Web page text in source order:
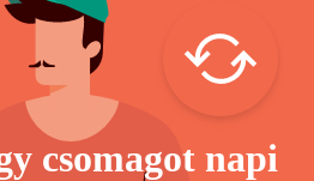
csomagot napi